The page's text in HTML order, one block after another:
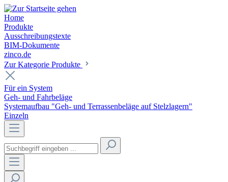
Home
Produkte
Ausschreibungstexte
BIM-Dokumente
zinco.de
Zur Kategorie Produkte
Für ein System
Geh- und Fahrbeläge
Systemaufbau "Geh- und Terrassenbeläge auf Stelzlagern"
Einzeln